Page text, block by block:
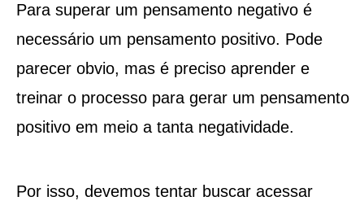
Para superar um pensamento negativo é
necessário um pensamento positivo. Pode
parecer obvio, mas é preciso aprender e
treinar o processo para gerar um pensamento
positivo em meio a tanta negatividade.
Por isso, devemos tentar buscar acessar